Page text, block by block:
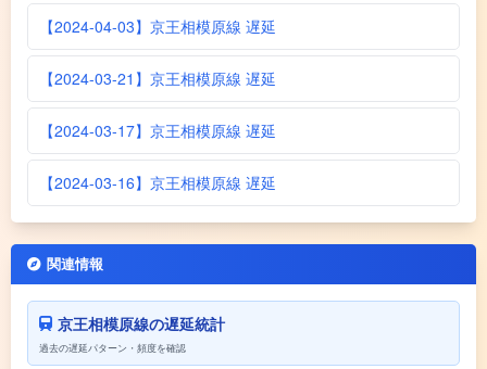
【2024-04-03】京王相模原線 遅延
【2024-03-21】京王相模原線 遅延
【2024-03-17】京王相模原線 遅延
【2024-03-16】京王相模原線 遅延
関連情報
京王相模原線の遅延統計
過去の遅延パターン・頻度を確認